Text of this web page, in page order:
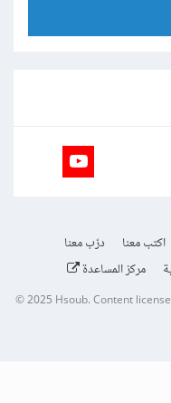
اكتب معنا
درّب معنا
مركز المساعدة
© 2025 Hsoub.Content